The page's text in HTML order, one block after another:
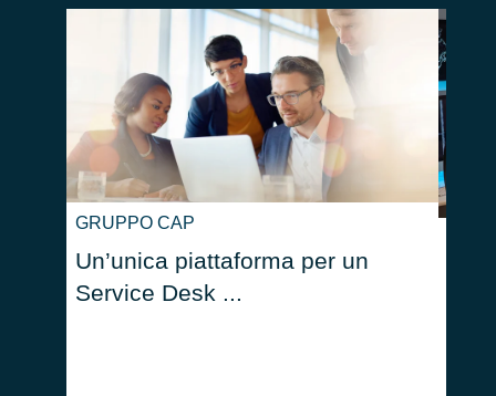
GRUPPO CAP
Un’unica piattaforma per un
Service Desk ...